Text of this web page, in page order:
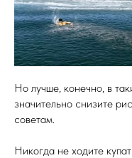
Но лучше, конечно, в
значительно снизите
советам.
Никогда не ходите